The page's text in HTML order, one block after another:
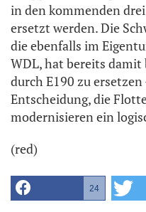
in den kommenden
ersetzt werden. Die
die ebenfalls im
WDL, hat bereits damit
durch E190 zu
Entscheidung, die
modernisieren ein
(red)
24